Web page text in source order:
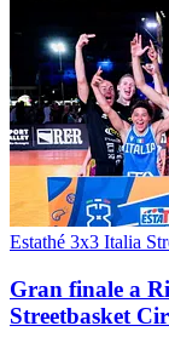
Estathé 3x3 Italia
Gran finale a
Streetbasket